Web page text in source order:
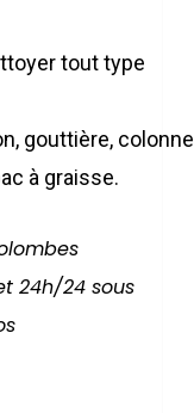
tout type
gouttière,
à graisse.
24h/24 sous